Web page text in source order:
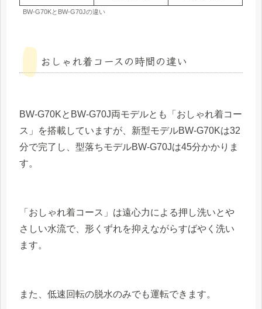
BW-G70KとBW-G70Jの違い
おしゃれ着コースの時間の違い
BW-G70KとBW-G70J両モデルとも「おしゃれ着コー
ス」を搭載していますが、新型モデルBW-G70Kは32
分で完了し、型落ちモデルBW-G70Jは45分かかりま
す。
「おしゃれ着コース」は遠心力による押し洗いとや
さしい水流で、形くずれを抑えながらすばやく洗い
ます。
また、低速回転の脱水のみでも運転できます。